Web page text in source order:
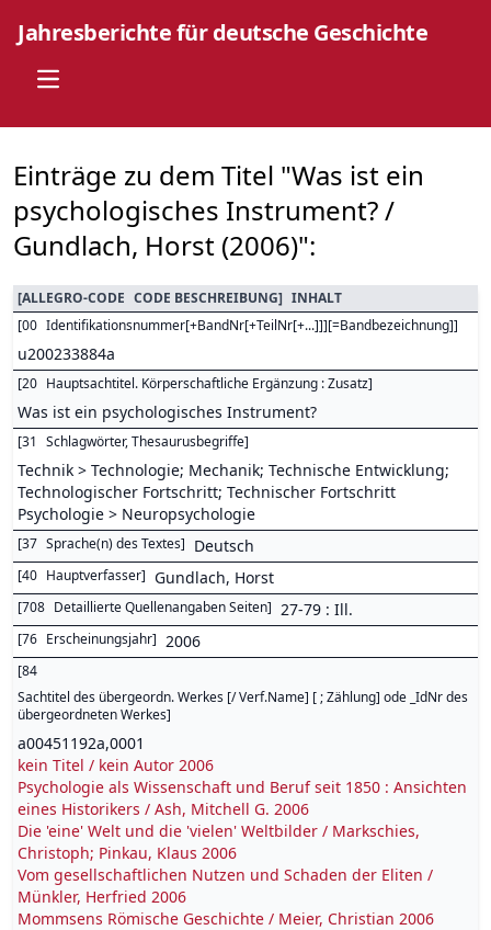
Jahresberichte für deutsche Geschichte
Open main menu
Einträge zu dem Titel "Was ist ein
psychologisches Instrument? /
Gundlach, Horst (2006)":
[ALLEGRO-CODE CODE BESCHREIBUNG] INHALT
[00 Identifikationsnummer[+BandNr[+TeilNr[+...]]][=Bandbezeichnung]]
u200233884a
[20 Hauptsachtitel. Körperschaftliche Ergänzung : Zusatz]
Was ist ein psychologisches Instrument?
[31 Schlagwörter, Thesaurusbegriffe]
Technik > Technologie; Mechanik; Technische Entwicklung;
Technologischer Fortschritt; Technischer Fortschritt
Psychologie > Neuropsychologie
[37 Sprache(n) des Textes] Deutsch
[40 Hauptverfasser] Gundlach, Horst
[708 Detaillierte Quellenangaben Seiten] 27-79 : Ill.
[76 Erscheinungsjahr] 2006
[84
Sachtitel des übergeordn. Werkes [/ Verf.Name] [ ; Zählung] ode _IdNr des
übergeordneten Werkes]
a00451192a,0001
kein Titel / kein Autor 2006
Psychologie als Wissenschaft und Beruf seit 1850 : Ansichten
eines Historikers / Ash, Mitchell G. 2006
Die 'eine' Welt und die 'vielen' Weltbilder / Markschies,
Christoph; Pinkau, Klaus 2006
Vom gesellschaftlichen Nutzen und Schaden der Eliten /
Münkler, Herfried 2006
Mommsens Römische Geschichte / Meier, Christian 2006